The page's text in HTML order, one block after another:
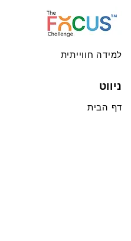
למידה חווייתית
ניווט
דף הבית